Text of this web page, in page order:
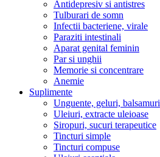
Antidepresiv si antistres
Tulburari de somn
Infectii bacteriene, virale
Paraziti intestinali
Aparat genital feminin
Par si unghii
Memorie si concentrare
Anemie
Suplimente
Unguente, geluri, balsamuri
Uleiuri, extracte uleioase
Siropuri, sucuri terapeutice
Tincturi simple
Tincturi compuse